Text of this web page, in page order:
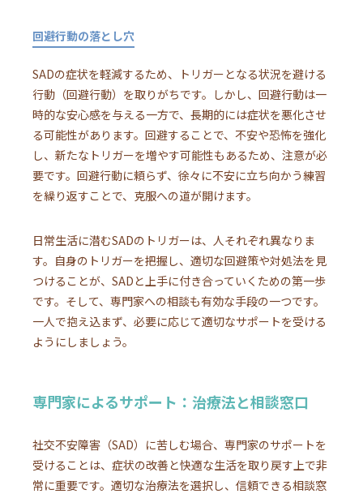
回避行動の落とし穴
SADの症状を軽減するため、トリガーとなる状況を避ける
行動（回避行動）を取りがちです。しかし、回避行動は一
時的な安心感を与える一方で、長期的には症状を悪化させ
る可能性があります。回避することで、不安や恐怖を強化
し、新たなトリガーを増やす可能性もあるため、注意が必
要です。回避行動に頼らず、徐々に不安に立ち向かう練習
を繰り返すことで、克服への道が開けます。
日常生活に潜むSADのトリガーは、人それぞれ異なりま
す。自身のトリガーを把握し、適切な回避策や対処法を見
つけることが、SADと上手に付き合っていくための第一歩
です。そして、専門家への相談も有効な手段の一つです。
一人で抱え込まず、必要に応じて適切なサポートを受ける
ようにしましょう。
専門家によるサポート：治療法と相談窓口
社交不安障害（SAD）に苦しむ場合、専門家のサポートを
受けることは、症状の改善と快適な生活を取り戻す上で非
常に重要です。適切な治療法を選択し、信頼できる相談窓